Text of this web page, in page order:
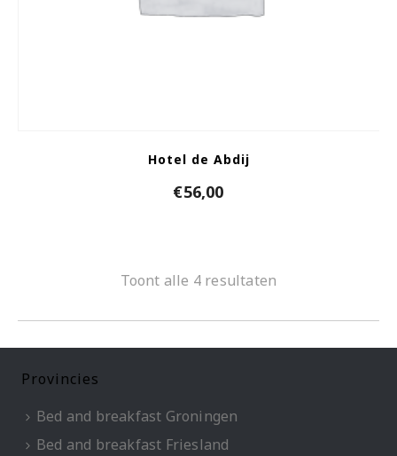
Hotel de Abdij
€56,00
Toont alle 4 resultaten
Provincies
Bed and breakfast Groningen
Bed and breakfast Friesland